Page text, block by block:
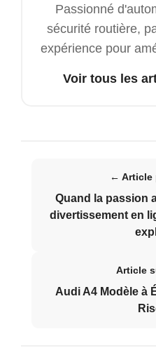
Passionné
sécurité routière,
expérience pour
Voir tous les
← Article
Quand la passion
divertissement en
Article
Audi A4 Modèle à